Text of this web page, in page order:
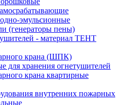
эмульсионные
(генераторы пены)
- материал ТЕНТ
крана (ШПК)
хранения огнетушителей
крана квартирные
внутренних пожарных